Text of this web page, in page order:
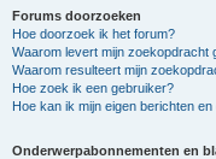
Forums doorzoeken
Hoe doorzoek ik het forum?
Waarom levert mijn zoekopdracht
Waarom resulteert mijn
Hoe zoek ik een gebruiker?
Hoe kan ik mijn eigen berichten
Onderwerpabonnementen en